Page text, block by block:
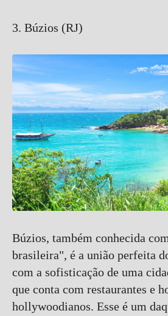
3. Búzios (RJ)
Búzios, também conhecida
brasileira", é a união perfeita
com a sofisticação de uma
que conta com restaurantes e
hollywoodianos. Esse é um